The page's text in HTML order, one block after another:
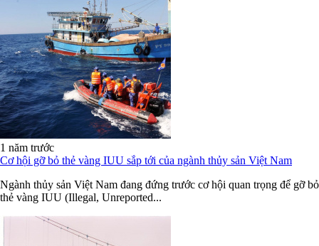
1 năm trước
Cơ hội gỡ bỏ thẻ vàng IUU sắp tới của ngành thủy sản Việt Nam
Ngành thủy sản Việt Nam đang đứng trước cơ hội quan trọng để gỡ bỏ
thẻ vàng IUU (Illegal, Unreported...